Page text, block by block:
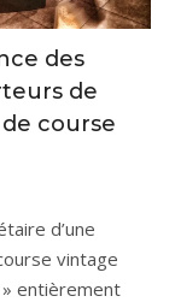
des
de
course
d’une
vintage
» entièrement